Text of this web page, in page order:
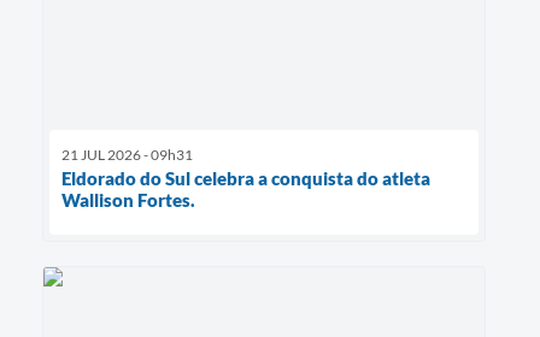
21 JUL 2026 - 09h31
Eldorado do Sul celebra a conquista do atleta
Wallison Fortes.